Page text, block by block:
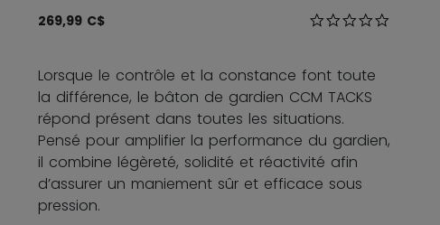
269,99 C$ 5 sur 5
Lorsque le contrôle et la constance font toute
la différence, le bâton de gardien CCM TACKS
répond présent dans toutes les situations.
Pensé pour amplifier la performance du gardien,
il combine légèreté, solidité et réactivité afin
d’assurer un maniement sûr et efficace sous
pression.